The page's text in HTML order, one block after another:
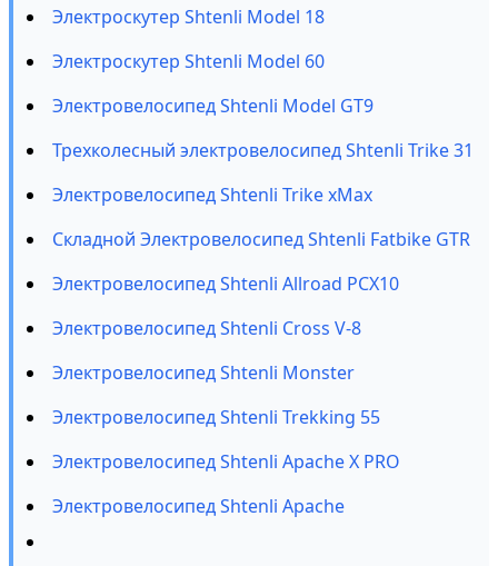
Электроскутер Shtenli Model 18
Электроскутер Shtenli Model 60
Электровелосипед Shtenli Model GT9
Трехколесный электровелосипед Shtenli Trike 31
Электровелосипед Shtenli Trike xMax
Складной Электровелосипед Shtenli Fatbike GTR
Электровелосипед Shtenli Allroad PCX10
Электровелосипед Shtenli Cross V-8
Электровелосипед Shtenli Monster
Электровелосипед Shtenli Trekking 55
Электровелосипед Shtenli Apache X PRO
Электровелосипед Shtenli Apache